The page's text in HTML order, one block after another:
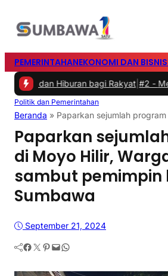
PEMERINTAHANEKONOMI DAN BISNIS
dan Hiburan bagi Rakyat |#2 -
Politik dan Pemerintahan
Beranda » Paparkan sejumlah
Paparkan
di Moyo Hilir,
sambut pemimpin
Sumbawa
September 21, 2024
Facebook Twitter Pinterest Mail WhatsApp